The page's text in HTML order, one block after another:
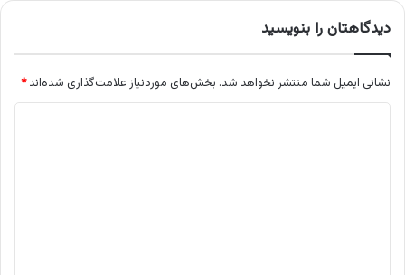
دیدگاهتان را بنویسید
نشانی ایمیل شما منتشر نخواهد شد. بخش‌های موردنیاز علامت‌گذاری شده‌اند*